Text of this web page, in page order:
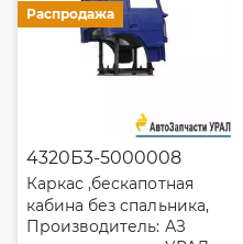
Распродажа
4320Б3-5000008
Каркас ,бескапотная
кабина без спальника,
для автомобиля с
Производитель: АЗ